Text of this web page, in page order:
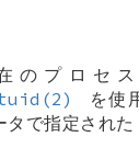
のプロセス
を使
タで指定された